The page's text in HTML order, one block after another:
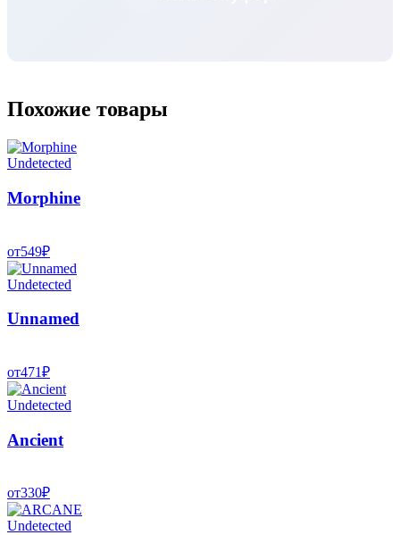
Похожие товары
Undetected
Morphine
от549₽
Undetected
Unnamed
от471₽
Undetected
Ancient
от330₽
Undetected